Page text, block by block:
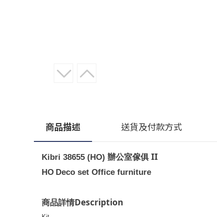
商品描述 送貨及付款方式
Kibri 38655 (HO)辦公室傢俱 II
HO Deco set Office furniture
商品詳情Description